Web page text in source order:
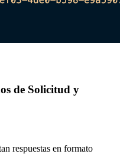
de Solicitud y
respuestas en formato